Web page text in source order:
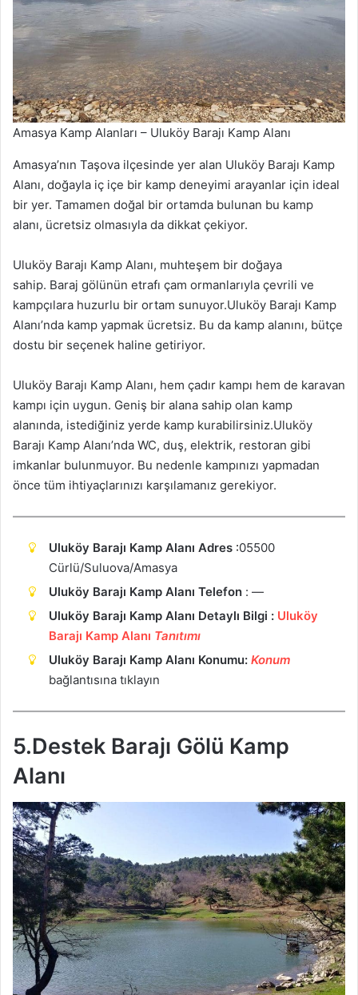
Amasya Kamp Alanları – Uluköy Barajı Kamp Alanı
Amasya’nın Taşova ilçesinde yer alan Uluköy Barajı Kamp
Alanı, doğayla iç içe bir kamp deneyimi arayanlar için ideal
bir yer. Tamamen doğal bir ortamda bulunan bu kamp
alanı, ücretsiz olmasıyla da dikkat çekiyor.
Uluköy Barajı Kamp Alanı, muhteşem bir doğaya
sahip. Baraj gölünün etrafı çam ormanlarıyla çevrili ve
kampçılara huzurlu bir ortam sunuyor.Uluköy Barajı Kamp
Alanı’nda kamp yapmak ücretsiz. Bu da kamp alanını, bütçe
dostu bir seçenek haline getiriyor.
Uluköy Barajı Kamp Alanı, hem çadır kampı hem de karavan
kampı için uygun. Geniş bir alana sahip olan kamp
alanında, istediğiniz yerde kamp kurabilirsiniz.Uluköy
Barajı Kamp Alanı’nda WC, duş, elektrik, restoran gibi
imkanlar bulunmuyor. Bu nedenle kampınızı yapmadan
önce tüm ihtiyaçlarınızı karşılamanız gerekiyor.
Uluköy Barajı Kamp Alanı Adres :05500
Cürlü/Suluova/Amasya
Uluköy Barajı Kamp Alanı Telefon : —
Uluköy Barajı Kamp Alanı Detaylı Bilgi : Uluköy
Barajı Kamp Alanı Tanıtımı
Uluköy Barajı Kamp Alanı Konumu: Konum
bağlantısına tıklayın
5.Destek Barajı Gölü Kamp
Alanı